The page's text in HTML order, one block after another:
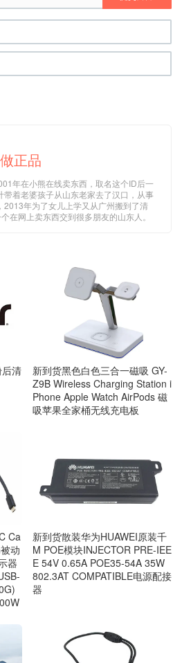
正品
年在小熊在线卖东西，取名这个ID后一
着老婆孩子从山东老家去了汉口，从事
2013年为了女儿上学又从广州搬到了清
在网上卖东西交到很多朋友的山东人。
清
新到货黑色白色三合一磁吸 GY-
Z9B Wireless Charging Station i
Phone Apple Watch AirPods 磁
吸苹果全家桶无线充电板
Ca
动
器
新到货散装华为HUAWEI原装千
M POE模块INJECTOR PRE-IEE
E 54V 0.65A POE35-54A 35W
802.3AT COMPATIBLE电源配接
器